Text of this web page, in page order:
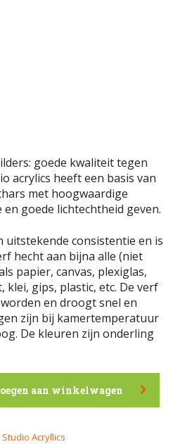
goede kwaliteit tegen
acrylics heeft een basis van
met hoogwaardige
goede lichtechtheid geven.
uitstekende consistentie en is
hecht aan bijna alle (niet
papier, canvas, plexiglas,
klei, gips, plastic, etc. De verf
en droogt snel en
zijn bij kamertemperatuur
De kleuren zijn onderling
aan winkelwagen
Acryllics